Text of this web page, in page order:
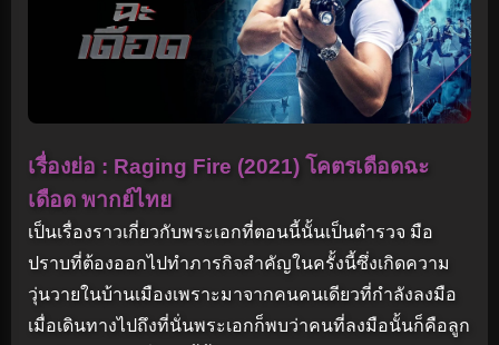
เรื่องย่อ : Raging Fire (2021) โคตรเดือดฉะ
เดือด พากย์ไทย
เป็นเรื่องราวเกี่ยวกับพระเอกที่ตอนนี้นั้นเป็นตำรวจ มือ
ปราบที่ต้องออกไปทำภารกิจสำคัญในครั้งนี้ซึ่งเกิดความ
วุ่นวายในบ้านเมืองเพราะมาจากคนคนเดียวที่กำลังลงมือ
เมื่อเดินทางไปถึงที่นั่นพระเอกก็พบว่าคนที่ลงมือนั้นก็คือลูก